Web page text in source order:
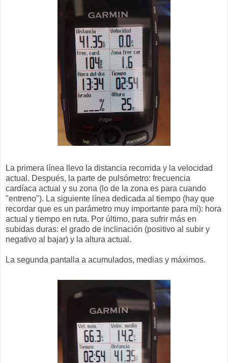
La primera línea llevo la distancia recorrida y la velocidad
actual. Después, la parte de pulsómetro: frecuencia
cardíaca actual y su zona (lo de la zona es para cuando
"entreno"). La siguiente línea dedicada al tiempo (hay que
recordar que es un parámetro muy importante para mi): hora
actual y tiempo en ruta. Por último, para sufrir más en
subidas duras: el grado de inclinación (positivo al subir y
negativo al bajar) y la altura actual.
La segunda pantalla a acumulados, medias y máximos.